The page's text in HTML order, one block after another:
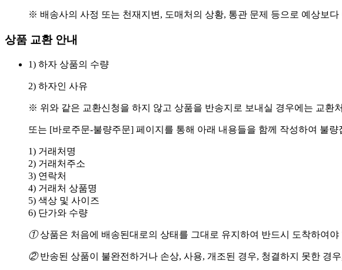
※ 배송사의 사정 또는 천재지변, 도매처의 상황, 통관 문제 등으로 예상보다
상품 교환 안내
1) 하자 상품의 수량
2) 하자인 사유
※ 위와 같은 교환신청을 하지 않고 상품을 반송지로 보내실 경우에는 교환
또는 [바로주문-불량주문] 페이지를 통해 아래 내용들을 함께 작성하여 불
1) 거래처명
2) 거래처주소
3) 연락처
4) 거래처 상품명
5) 색상 및 사이즈
6) 단가와 수량
①상품은 처음에 배송된대로의 상태를 그대로 유지하여 반드시 도착하여
②반송된 상품이 불완전하거나 손상, 사용, 개조된 경우, 청결하지 못한 경